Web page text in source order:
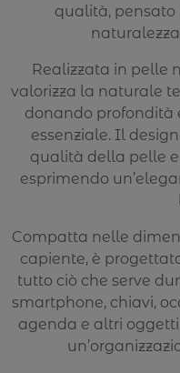
qualità,
Realizzata in
valorizza la naturale
donando profondità
essenziale. Il
qualità della pelle
esprimendo
Compatta nelle
capiente, è
tutto ciò che serve
smartphone, chiavi,
agenda e altri